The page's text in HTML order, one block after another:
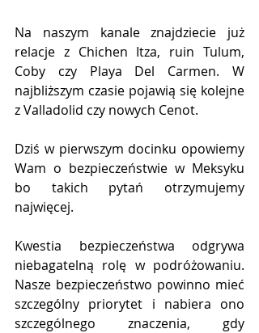
Na naszym kanale znajdziecie już
relacje z Chichen Itza, ruin Tulum,
Coby czy Playa Del Carmen. W
najbliższym czasie pojawią się kolejne
z Valladolid czy nowych Cenot.
Dziś w pierwszym docinku opowiemy
Wam o bezpieczeństwie w Meksyku
bo takich pytań otrzymujemy
najwięcej.
Kwestia bezpieczeństwa odgrywa
niebagatelną rolę w podróżowaniu.
Nasze bezpieczeństwo powinno mieć
szczególny priorytet i nabiera ono
szczególnego znaczenia, gdy